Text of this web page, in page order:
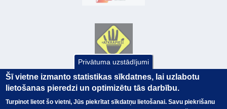
Privātuma uzstādījumi
Šī vietne izmanto statistikas sīkdatnes, lai uzlabotu
lietošanas pieredzi un optimizētu tās darbību.
Turpinot lietot šo vietni, Jūs piekrītat sīkdatņu lietošanai. Savu piekrišanu